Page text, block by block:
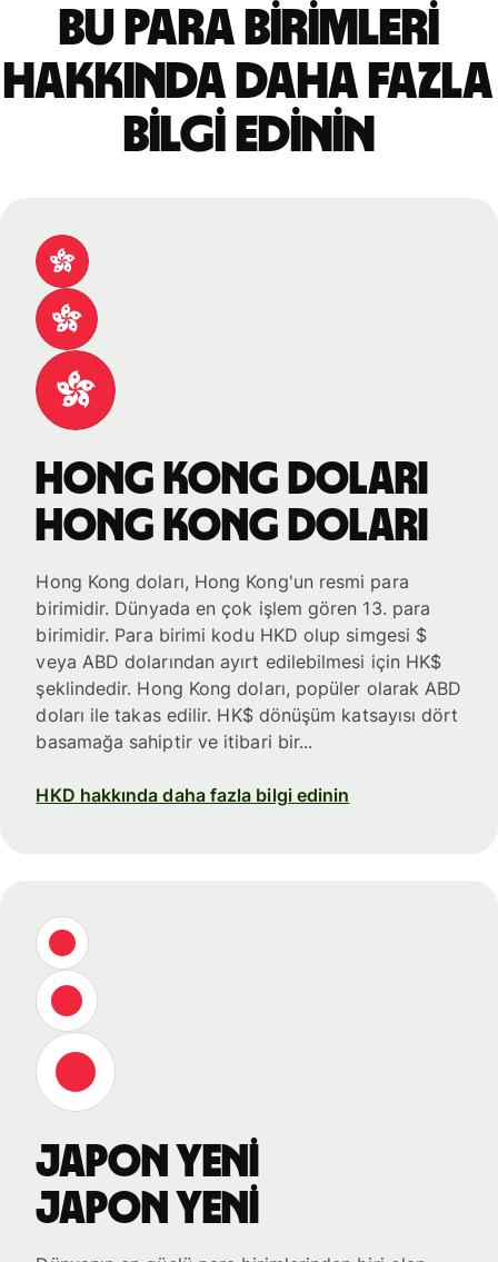
Bu para birimleri
hakkında daha fazla
bilgi edinin
Hong Kong doları
Hong Kong doları
Hong Kong doları, Hong Kong'un resmi para
birimidir. Dünyada en çok işlem gören 13. para
birimidir. Para birimi kodu HKD olup simgesi $
veya ABD dolarından ayırt edilebilmesi için HK$
şeklindedir. Hong Kong doları, popüler olarak ABD
doları ile takas edilir. HK$ dönüşüm katsayısı dört
basamağa sahiptir ve itibari bir...
HKD hakkında daha fazla bilgi edinin
Japon yeni
Japon yeni